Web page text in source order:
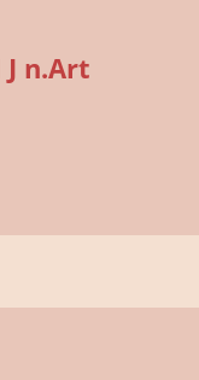
n.Art